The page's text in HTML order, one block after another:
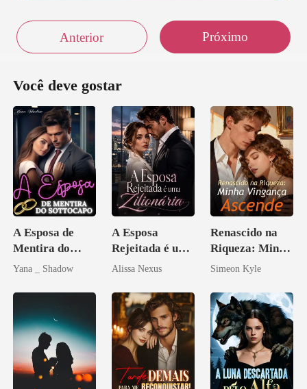
Anterior Próximo
Você deve gostar
A Esposa de
Mentira do
Sottocapo
Yana _ Shadow
A Esposa
Rejeitada é uma
Zilionária
Alissa Nexus
Renascido na
Riqueza: Minha
Vingança
Simeon Kyle